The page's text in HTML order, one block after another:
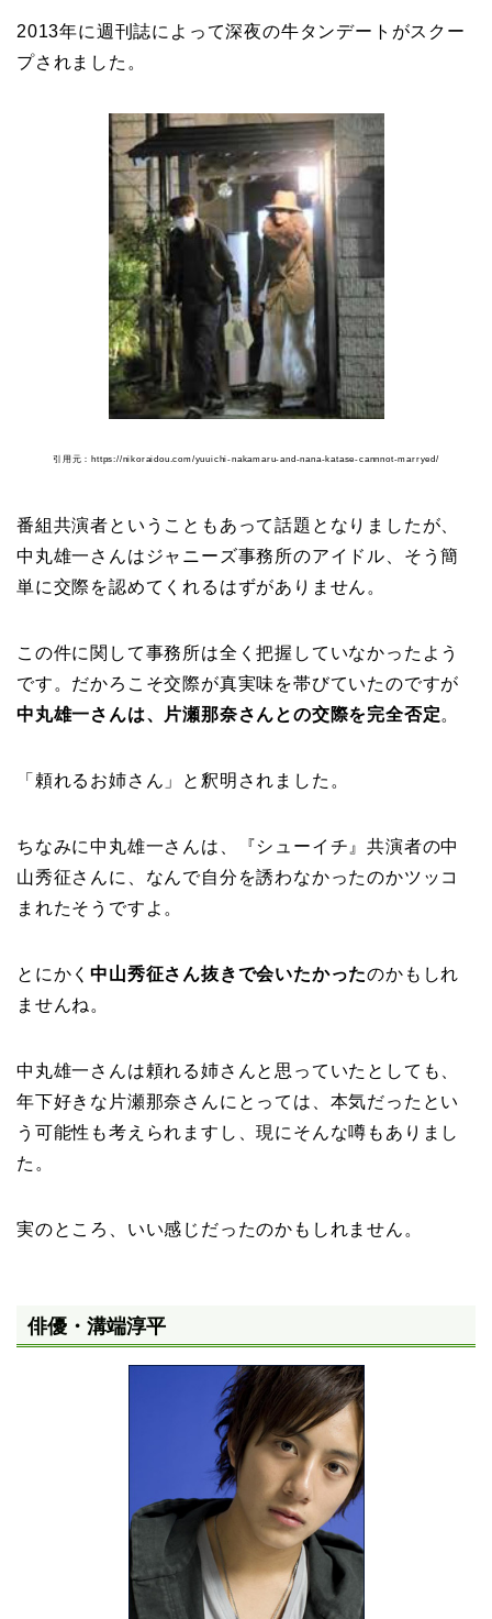
2013年に週刊誌によって深夜の牛タンデートがスクー
プされました。
引用元：https://nikoraidou.com/yuuichi-nakamaru-and-nana-katase-cannnot-marryed/
番組共演者ということもあって話題となりましたが、
中丸雄一さんはジャニーズ事務所のアイドル、そう簡
単に交際を認めてくれるはずがありません。
この件に関して事務所は全く把握していなかったよう
です。だかろこそ交際が真実味を帯びていたのですが
中丸雄一さんは、片瀬那奈さんとの交際を完全否定。
「頼れるお姉さん」と釈明されました。
ちなみに中丸雄一さんは、『シューイチ』共演者の中
山秀征さんに、なんで自分を誘わなかったのかツッコ
まれたそうですよ。
とにかく中山秀征さん抜きで会いたかったのかもしれ
ませんね。
中丸雄一さんは頼れる姉さんと思っていたとしても、
年下好きな片瀬那奈さんにとっては、本気だったとい
う可能性も考えられますし、現にそんな噂もありまし
た。
実のところ、いい感じだったのかもしれません。
俳優・溝端淳平